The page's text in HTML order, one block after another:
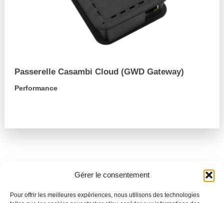
Gérer le consentement
Pour offrir les meilleures expériences, nous utilisons des technologies
Passerelle Casambi Cloud (GWD Gateway)
Performance